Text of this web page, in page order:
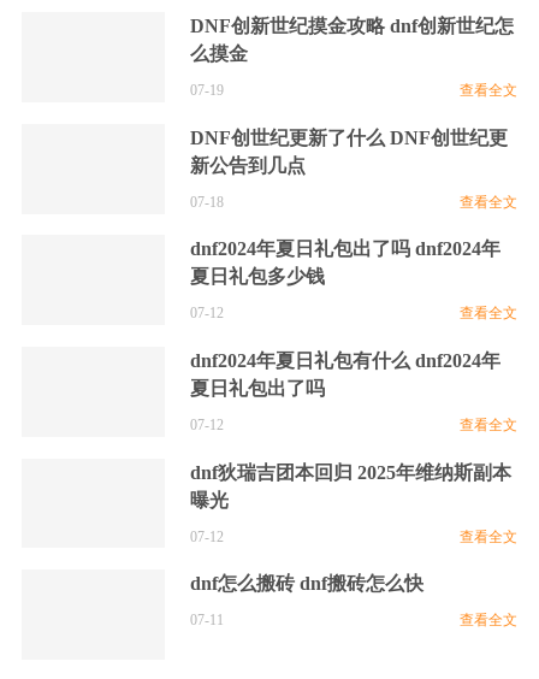
DNF创新世纪摸金攻略 dnf创新世纪怎
么摸金
07-19 查看全文
DNF创世纪更新了什么 DNF创世纪更
新公告到几点
07-18 查看全文
dnf2024年夏日礼包出了吗 dnf2024年
夏日礼包多少钱
07-12 查看全文
dnf2024年夏日礼包有什么 dnf2024年
夏日礼包出了吗
07-12 查看全文
dnf狄瑞吉团本回归 2025年维纳斯副本
曝光
07-12 查看全文
dnf怎么搬砖 dnf搬砖怎么快
07-11 查看全文